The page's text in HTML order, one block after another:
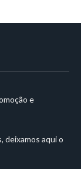
e
deixamos aqui o